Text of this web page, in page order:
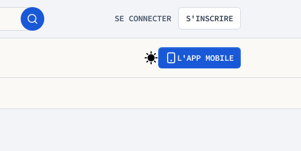
SE CONNECTER S'INSCRIRE
L'APP MOBILE